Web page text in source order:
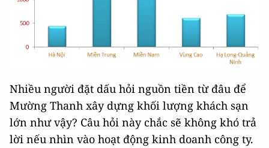
Nhiều người đặt dấu hỏi nguồn tiền từ đâu để
Mường Thanh xây dựng khối lượng khách sạn
lớn như vậy? Câu hỏi này chắc sẽ không khó trả
lời nếu nhìn vào hoạt động kinh doanh công ty.